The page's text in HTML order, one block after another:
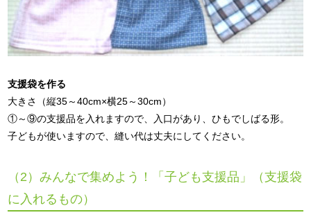
支援袋を作る
大きさ（縦35～40cm×横25～30cm）
①～⑨の支援品を入れますので、入口があり、ひもでしばる形。
子どもが使いますので、縫い代は丈夫にしてください。
（2）みんなで集めよう！「子ども支援品」（支援袋
に入れるもの）